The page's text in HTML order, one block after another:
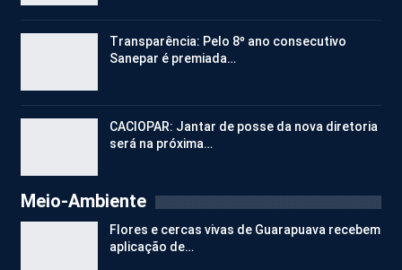
Transparência: Pelo 8º ano consecutivo
Sanepar é premiada…
CACIOPAR: Jantar de posse da nova diretoria
será na próxima…
Meio-Ambiente
Flores e cercas vivas de Guarapuava recebem
aplicação de…